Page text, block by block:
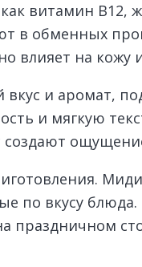
витамин B12,
в обменных
влияет на кожу
и аромат,
и мягкую
по вкусу